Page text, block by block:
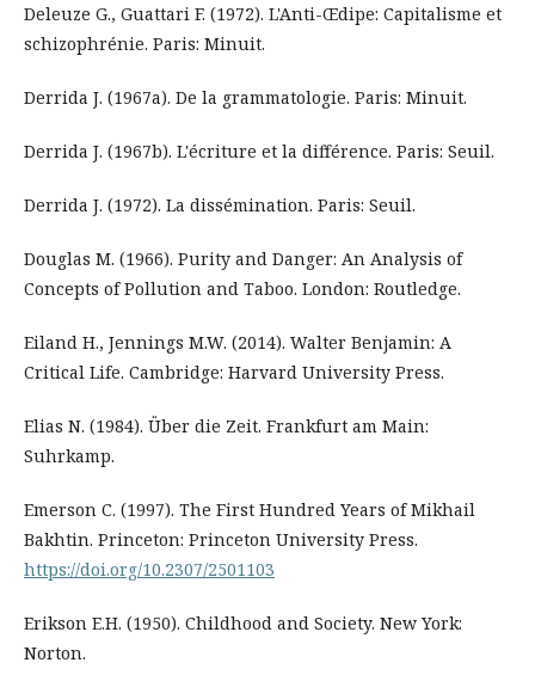
Deleuze G., Guattari F. (1972). L'Anti-Œdipe: Capitalisme et
schizophrénie. Paris: Minuit.
Derrida J. (1967a). De la grammatologie. Paris: Minuit.
Derrida J. (1967b). L'écriture et la différence. Paris: Seuil.
Derrida J. (1972). La dissémination. Paris: Seuil.
Douglas M. (1966). Purity and Danger: An Analysis of
Concepts of Pollution and Taboo. London: Routledge.
Eiland H., Jennings M.W. (2014). Walter Benjamin: A
Critical Life. Cambridge: Harvard University Press.
Elias N. (1984). Über die Zeit. Frankfurt am Main:
Suhrkamp.
Emerson C. (1997). The First Hundred Years of Mikhail
Bakhtin. Princeton: Princeton University Press.
https://doi.org/10.2307/2501103
Erikson E.H. (1950). Childhood and Society. New York:
Norton.